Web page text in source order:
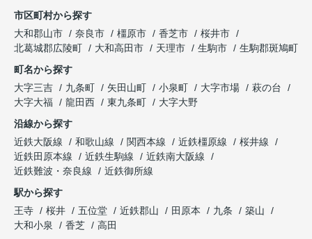
市区町村から探す
大和郡山市
奈良市 橿原市 香芝市
桜井市
北葛城郡広陵町
大和高田市 天理市 生駒市
生駒郡斑鳩町
町名から探す
大字三吉
九条町 矢田山町 小泉町 大字市場
萩の台
大字大福
龍田西 東九条町
大字大野
沿線から探す
近鉄大阪線
和歌山線 関西本線 近鉄橿原線
桜井線
近鉄田原本線
近鉄生駒線
近鉄南大阪線
近鉄難波・奈良線
近鉄御所線
駅から探す
王寺
桜井 五位堂 近鉄郡山 田原本 九条
築山
大和小泉
香芝 高田